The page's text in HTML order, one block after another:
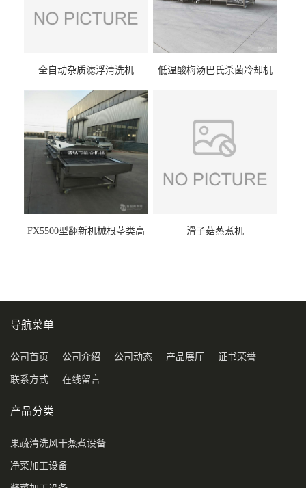
全自动杂质滤浮清洗机 低温酸梅汤巴氏杀菌冷却机
FX5500型翻新机械根茎类高
滑子菇蒸煮机
导航菜单
公司首页 公司介绍 公司动态 产品展厅 证书荣誉
联系方式 在线留言
产品分类
果蔬清洗风干蒸煮设备
净菜加工设备